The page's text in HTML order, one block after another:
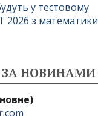
у тестовому
2026 з математики
ЗА НОВИНАМИ